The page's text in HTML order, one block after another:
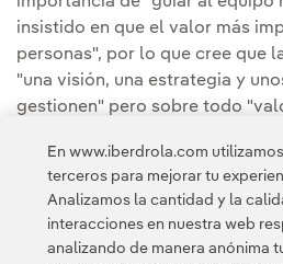
insistido en que el valor más
personas", por lo que cree que
"una visión, una estrategia y
gestionen" pero sobre todo
Además, ha indicado que
ante retos como el de la
En www.iberdrola.com
terceros para mejorar tu
Analizamos la cantidad y la
interacciones en nuestra web
analizando de manera anónima